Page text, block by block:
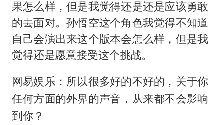
果怎么样，但是我觉得还是还是应该勇敢
的去面对。孙悟空这个角色我觉得不知道
自己会演出来这个版本会怎么样，但是我
觉得还是愿意接受这个挑战。
网易娱乐：所以很多好的不好的，关于你
任何方面的外界的声音，从来都不会影响
到你？